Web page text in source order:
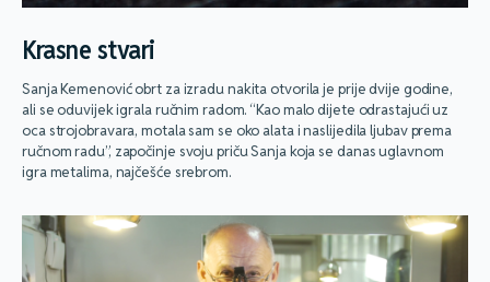
Krasne stvari
Sanja Kemenović obrt za izradu nakita otvorila je prije dvije godine,
ali se oduvijek igrala ručnim radom. “Kao malo dijete odrastajući uz
oca strojobravara, motala sam se oko alata i naslijedila ljubav prema
ručnom radu”, započinje svoju priču Sanja koja se danas uglavnom
igra metalima, najčešće srebrom.